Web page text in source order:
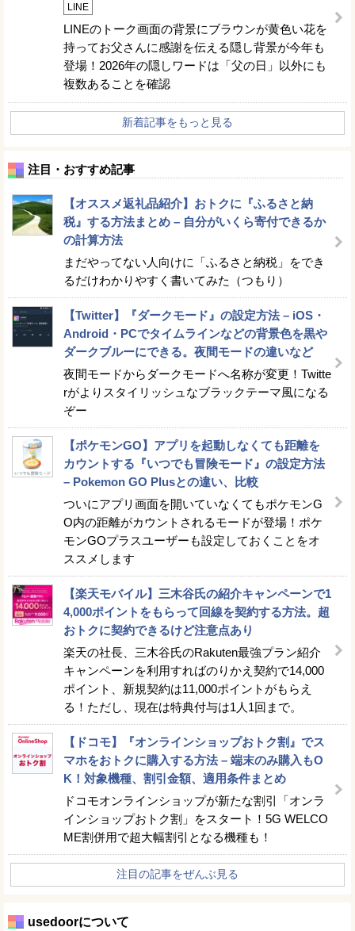
LINE
LINEのトーク画面の背景にブラウンが黄色い花を
持ってお父さんに感謝を伝える隠し背景が今年も
登場！2026年の隠しワードは「父の日」以外にも
複数あることを確認
新着記事をもっと見る
注目・おすすめ記事
【オススメ返礼品紹介】おトクに『ふるさと納
税』する方法まとめ – 自分がいくら寄付できるか
の計算方法
まだやってない人向けに「ふるさと納税」をでき
るだけわかりやすく書いてみた（つもり）
【Twitter】『ダークモード』の設定方法 – iOS・
Android・PCでタイムラインなどの背景色を黒や
ダークブルーにできる。夜間モードの違いなど
夜間モードからダークモードへ名称が変更！Twitte
rがよりスタイリッシュなブラックテーマ風になる
ぞー
【ポケモンGO】アプリを起動しなくても距離を
カウントする『いつでも冒険モード』の設定方法
– Pokemon GO Plusとの違い、比較
ついにアプリ画面を開いていなくてもポケモンG
O内の距離がカウントされるモードが登場！ポケ
モンGOプラスユーザーも設定しておくことをオ
ススメします
【楽天モバイル】三木谷氏の紹介キャンペーンで1
4,000ポイントをもらって回線を契約する方法。超
おトクに契約できるけど注意点あり
楽天の社長、三木谷氏のRakuten最強プラン紹介
キャンペーンを利用すればのりかえ契約で14,000
ポイント、新規契約は11,000ポイントがもらえ
る！ただし、現在は特典付与は1人1回まで。
【ドコモ】『オンラインショップおトク割』でス
マホをおトクに購入する方法 – 端末のみ購入もO
K！対象機種、割引金額、適用条件まとめ
ドコモオンラインショップが新たな割引「オンラ
インショップおトク割」をスタート！5G WELCO
ME割併用で超大幅割引となる機種も！
注目の記事をぜんぶ見る
usedoorについて